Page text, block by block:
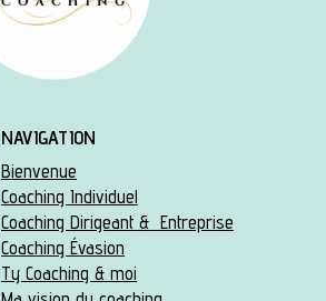
NAVIGATION
Bienvenue
Coaching Individuel
Coaching Dirigeant & Entreprise
Coaching Évasion
Ty Coaching & moi